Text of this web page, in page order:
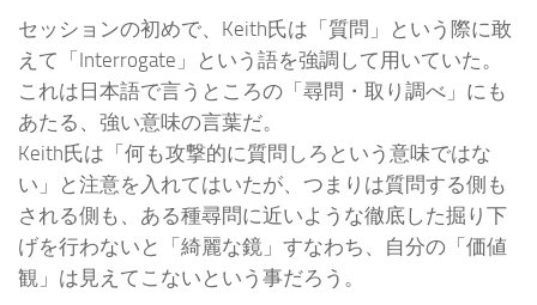
セッションの初めで、Keith氏は「質問」という際に敢
えて「Interrogate」という語を強調して用いていた。
これは日本語で言うところの「尋問・取り調べ」にも
あたる、強い意味の言葉だ。
Keith氏は「何も攻撃的に質問しろという意味ではな
い」と注意を入れてはいたが、つまりは質問する側も
される側も、ある種尋問に近いような徹底した掘り下
げを行わないと「綺麗な鏡」すなわち、自分の「価値
観」は見えてこないという事だろう。